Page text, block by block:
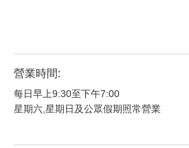
營業時間:
每日早上9:30至下午7:00
星期六,星期日及公眾假期照常營業